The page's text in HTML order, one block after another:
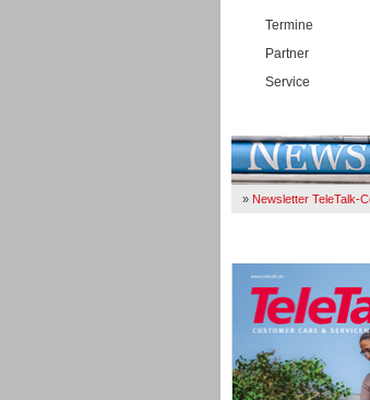
Termine
Partner
Service
» Newsletter TeleTalk-